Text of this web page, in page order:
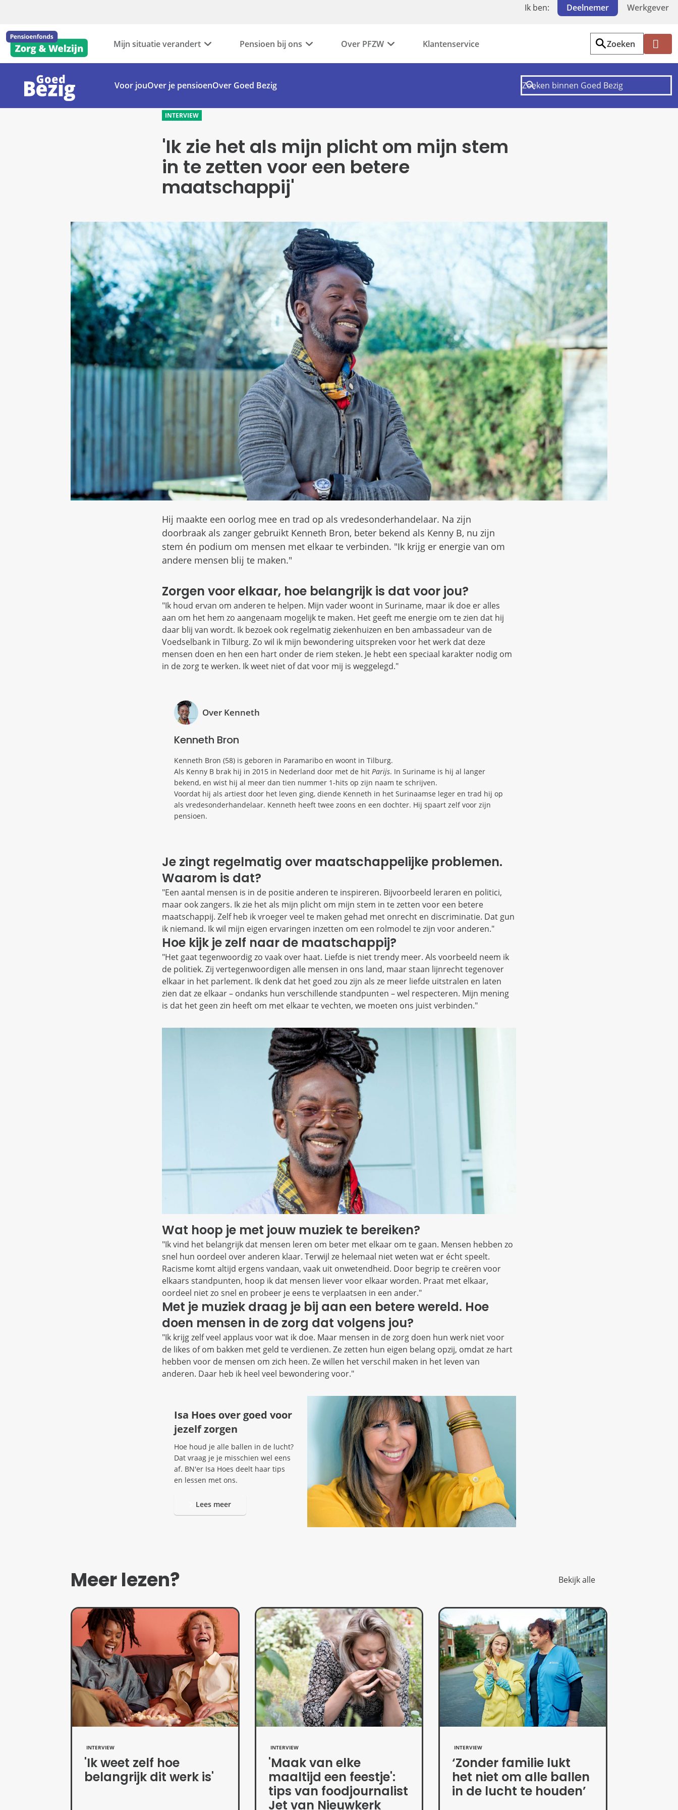
Ik ben: Deelnemer Werkgever
Mijn situatie verandert Pensioen bij ons Over PFZW Klantenservice
Zoeken
Mi
PF
Voor jouOver je pensioenOver Goed Bezig
INTERVIEW
'Ik zie het als mijn plicht om mijn stem
in te zetten voor een betere
maatschappij'
Hij maakte een oorlog mee en trad op als vredesonderhandelaar. Na zijn
doorbraak als zanger gebruikt Kenneth Bron, beter bekend als Kenny B, nu zijn
stem én podium om mensen met elkaar te verbinden. "Ik krijg er energie van om
andere mensen blij te maken."
Zorgen voor elkaar, hoe belangrijk is dat voor jou?
"Ik houd ervan om anderen te helpen. Mijn vader woont in Suriname, maar ik doe er alles
aan om het hem zo aangenaam mogelijk te maken. Het geeft me energie om te zien dat hij
daar blij van wordt. Ik bezoek ook regelmatig ziekenhuizen en ben ambassadeur van de
Voedselbank in Tilburg. Zo wil ik mijn bewondering uitspreken voor het werk dat deze
mensen doen en hen een hart onder de riem steken. Je hebt een speciaal karakter nodig om
in de zorg te werken. Ik weet niet of dat voor mij is weggelegd."
Over Kenneth
Kenneth Bron
Kenneth Bron (58) is geboren in Paramaribo en woont in Tilburg.
Als Kenny B brak hij in 2015 in Nederland door met de hitParijs. In Suriname is hij al langer
bekend, en wist hij al meer dan tien nummer 1-hits op zijn naam te schrijven.
Voordat hij als artiest door het leven ging, diende Kenneth in het Surinaamse leger en trad hij op
als vredesonderhandelaar. Kenneth heeft twee zoons en een dochter. Hij spaart zelf voor zijn
pensioen.
Je zingt regelmatig over maatschappelijke problemen.
Waarom is dat?
"Een aantal mensen is in de positie anderen te inspireren. Bijvoorbeeld leraren en politici,
maar ook zangers. Ik zie het als mijn plicht om mijn stem in te zetten voor een betere
maatschappij. Zelf heb ik vroeger veel te maken gehad met onrecht en discriminatie. Dat gun
ik niemand. Ik wil mijn eigen ervaringen inzetten om een rolmodel te zijn voor anderen."
Hoe kijk je zelf naar de maatschappij?
"Het gaat tegenwoordig zo vaak over haat. Liefde is niet trendy meer. Als voorbeeld neem ik
de politiek. Zij vertegenwoordigen alle mensen in ons land, maar staan lijnrecht tegenover
elkaar in het parlement. Ik denk dat het goed zou zijn als ze meer liefde uitstralen en laten
zien dat ze elkaar – ondanks hun verschillende standpunten – wel respecteren. Mijn mening
is dat het geen zin heeft om met elkaar te vechten, we moeten ons juist verbinden."
Wat hoop je met jouw muziek te bereiken?
"Ik vind het belangrijk dat mensen leren om beter met elkaar om te gaan. Mensen hebben zo
snel hun oordeel over anderen klaar. Terwijl ze helemaal niet weten wat er écht speelt.
Racisme komt altijd ergens vandaan, vaak uit onwetendheid. Door begrip te creëren voor
elkaars standpunten, hoop ik dat mensen liever voor elkaar worden. Praat met elkaar,
oordeel niet zo snel en probeer je eens te verplaatsen in een ander."
Met je muziek draag je bij aan een betere wereld. Hoe
doen mensen in de zorg dat volgens jou?
"Ik krijg zelf veel applaus voor wat ik doe. Maar mensen in de zorg doen hun werk niet voor
de likes of om bakken met geld te verdienen. Ze zetten hun eigen belang opzij, omdat ze hart
hebben voor de mensen om zich heen. Ze willen het verschil maken in het leven van
anderen. Daar heb ik heel veel bewondering voor."
Isa Hoes over goed voor
jezelf zorgen
Hoe houd je alle ballen in de lucht?
Dat vraag je je misschien wel eens
af. BN'er Isa Hoes deelt haar tips
en lessen met ons.
Lees meer
Meer lezen? Bekijk alle
INTERVIEW
'Ik weet zelf hoe
belangrijk dit werk is'
INTERVIEW
'Maak van elke
maaltijd een feestje':
tips van foodjournalist
Jet van Nieuwkerk
INTERVIEW
‘Zonder familie lukt
het niet om alle ballen
in de lucht te houden’